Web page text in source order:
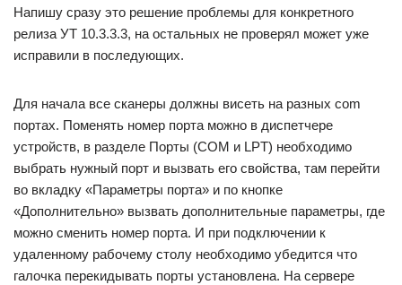
Напишу сразу это решение проблемы для конкретного
релиза УТ 10.3.3.3, на остальных не проверял может уже
исправили в последующих.
Для начала все сканеры должны висеть на разных com
портах. Поменять номер порта можно в диспетчере
устройств, в разделе Порты (COM и LPT) необходимо
выбрать нужный порт и вызвать его свойства, там перейти
во вкладку «Параметры порта» и по кнопке
«Дополнительно» вызвать дополнительные параметры, где
можно сменить номер порта. И при подключении к
удаленному рабочему столу необходимо убедится что
галочка перекидывать порты установлена. На сервере